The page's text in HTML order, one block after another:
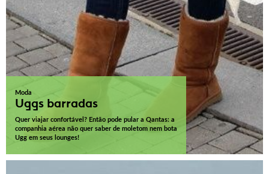
Moda
Uggs barradas
Quer viajar confortável? Então pode pular a Qantas: a
companhia aérea não quer saber de moletom nem bota
Ugg em seus lounges!